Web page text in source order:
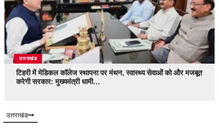
उत्तराखंड
टिहरी में मेडिकल कॉलेज स्थापना पर मंथन, स्वास्थ्य सेवाओं को और मजबूत
करेगी सरकार: मुख्यमंत्री धामी…
उत्तराखंड